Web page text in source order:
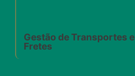
Gestão de Transportes e
Fretes